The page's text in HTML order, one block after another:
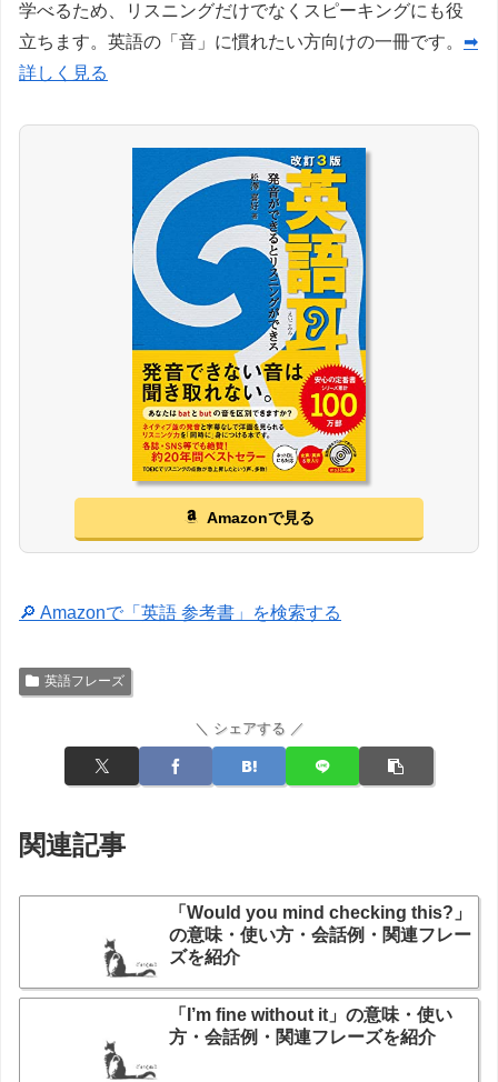
学べるため、リスニングだけでなくスピーキングにも役
立ちます。英語の「音」に慣れたい方向けの一冊です。 ➡
詳しく見る
Amazonで見る
🔎 Amazonで「英語 参考書」を検索する
英語フレーズ
＼ シェアする ／
関連記事
「Would you mind checking this?」
の意味・使い方・会話例・関連フレー
ズを紹介
「I’m fine without it」の意味・使い
方・会話例・関連フレーズを紹介